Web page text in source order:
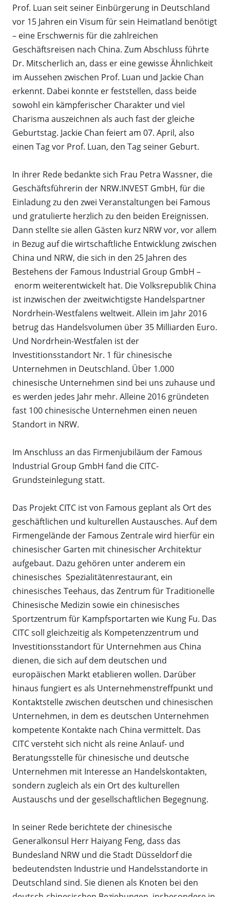
Prof. Luan seit seiner Einbürgerung in Deutschland
vor 15 Jahren ein Visum für sein Heimatland benötigt
– eine Erschwernis für die zahlreichen
Geschäftsreisen nach China. Zum Abschluss führte
Dr. Mitscherlich an, dass er eine gewisse Ähnlichkeit
im Aussehen zwischen Prof. Luan und Jackie Chan
erkennt. Dabei konnte er feststellen, dass beide
sowohl ein kämpferischer Charakter und viel
Charisma auszeichnen als auch fast der gleiche
Geburtstag. Jackie Chan feiert am 07. April, also
einen Tag vor Prof. Luan, den Tag seiner Geburt.
In ihrer Rede bedankte sich Frau Petra Wassner, die
Geschäftsführerin der NRW.INVEST GmbH, für die
Einladung zu den zwei Veranstaltungen bei Famous
und gratulierte herzlich zu den beiden Ereignissen.
Dann stellte sie allen Gästen kurz NRW vor, vor allem
in Bezug auf die wirtschaftliche Entwicklung zwischen
China und NRW, die sich in den 25 Jahren des
Bestehens der Famous Industrial Group GmbH –
enorm weiterentwickelt hat. Die Volksrepublik China
ist inzwischen der zweitwichtigste Handelspartner
Nordrhein-Westfalens weltweit. Allein im Jahr 2016
betrug das Handelsvolumen über 35 Milliarden Euro.
Und Nordrhein-Westfalen ist der
Investitionsstandort Nr. 1 für chinesische
Unternehmen in Deutschland. Über 1.000
chinesische Unternehmen sind bei uns zuhause und
es werden jedes Jahr mehr. Alleine 2016 gründeten
fast 100 chinesische Unternehmen einen neuen
Standort in NRW.
Im Anschluss an das Firmenjubiläum der Famous
Industrial Group GmbH fand die CITC-
Grundsteinlegung statt.
Das Projekt CITC ist von Famous geplant als Ort des
geschäftlichen und kulturellen Austausches. Auf dem
Firmengelände der Famous Zentrale wird hierfür ein
chinesischer Garten mit chinesischer Architektur
aufgebaut. Dazu gehören unter anderem ein
chinesisches Spezialitätenrestaurant, ein
chinesisches Teehaus, das Zentrum für Traditionelle
Chinesische Medizin sowie ein chinesisches
Sportzentrum für Kampfsportarten wie Kung Fu. Das
CITC soll gleichzeitig als Kompetenzzentrum und
Investitionsstandort für Unternehmen aus China
dienen, die sich auf dem deutschen und
europäischen Markt etablieren wollen. Darüber
hinaus fungiert es als Unternehmenstreffpunkt und
Kontaktstelle zwischen deutschen und chinesischen
Unternehmen, in dem es deutschen Unternehmen
kompetente Kontakte nach China vermittelt. Das
CITC versteht sich nicht als reine Anlauf- und
Beratungsstelle für chinesische und deutsche
Unternehmen mit Interesse an Handelskontakten,
sondern zugleich als ein Ort des kulturellen
Austauschs und der gesellschaftlichen Begegnung.
In seiner Rede berichtete der chinesische
Generalkonsul Herr Haiyang Feng, dass das
Bundesland NRW und die Stadt Düsseldorf die
bedeutendsten Industrie und Handelsstandorte in
Deutschland sind. Sie dienen als Knoten bei den